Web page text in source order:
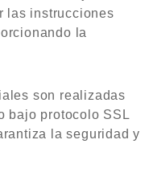
las instrucciones
la
son realizadas
bajo protocolo SSL
la seguridad y